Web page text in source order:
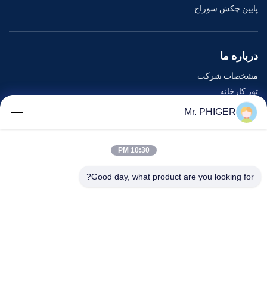
پایین چکش سوراخ
درباره ما
مشخصات شرکت
تور کارخانه
کنترل کیفیت
نقشه سایت
رویدادها
Mr. PHIGER
10:30 PM
Good day, what product are you looking for?